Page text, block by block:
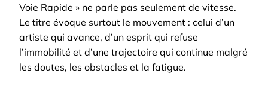
Voie Rapide » ne parle pas seulement de vitesse.
Le titre évoque surtout le mouvement : celui d’un
artiste qui avance, d’un esprit qui refuse
l’immobilité et d’une trajectoire qui continue malgré
les doutes, les obstacles et la fatigue.